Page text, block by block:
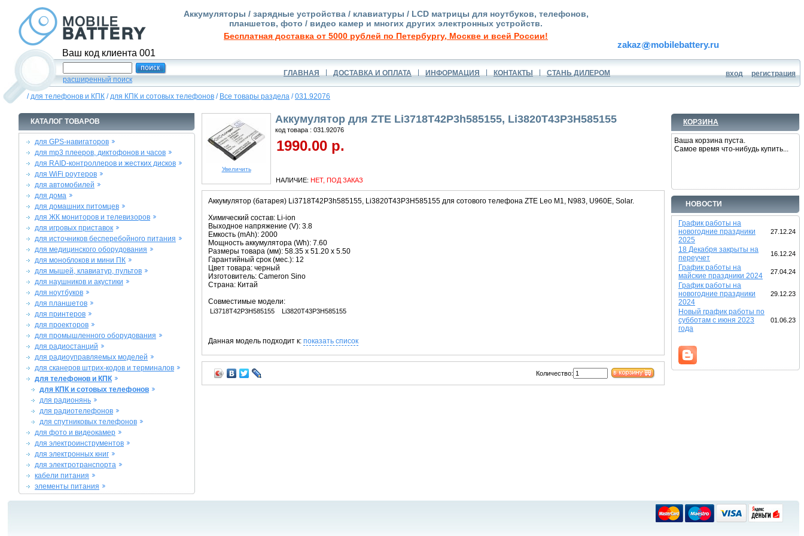
Ваш код клиента 001
Аккумуляторы / зарядные устройства / клавиатуры / LCD матрицы для ноутбуков, телефонов,
планшетов, фото / видео камер и многих других электронных устройств.
Бесплатная доставка от 5000 рублей по Петербургу, Москве и всей России!
zakaz mobilebattery.ru
расширенный поиск
ГЛАВНАЯ ДОСТАВКА И ОПЛАТА ИНФОРМАЦИЯ КОНТАКТЫ СТАНЬ ДИЛЕРОМ вход регистрация
/для телефонов и КПК /для КПК и сотовых телефонов / Все товары раздела /031.92076
КОРЗИНА
Ваша корзина пуста.
Самое время что-нибудь купить...
НОВОСТИ
График работы на
новогодние праздники
2025
27.12.24
18 Декабря закрыты на
переучет
16.12.24
График работы на
майские праздники 2024
27.04.24
График работы на
новогодние праздники
2024
29.12.23
Новый график работы по
субботам с июня 2023
года
01.06.23
КАТАЛОГ ТОВАРОВ
для GPS-навигаторов
для mp3 плееров, диктофонов и часов
для RAID-контроллеров и жестких дисков
для WiFi роутеров
для автомобилей
для дома
для домашних питомцев
для ЖК мониторов и телевизоров
для игровых приставок
для источников бесперебойного питания
для медицинского оборудования
для моноблоков и мини ПК
для мышей, клавиатур, пультов
для наушников и акустики
для ноутбуков
для планшетов
для принтеров
для проекторов
для промышленного оборудования
для радиостанций
для радиоуправляемых моделей
для сканеров штрих-кодов и терминалов
для телефонов и КПК
для КПК и сотовых телефонов
для радионянь
для радиотелефонов
для спутниковых телефонов
для фото и видеокамер
для электроинструментов
для электронных книг
для электротранспорта
кабели питания
элементы питания
Увеличить
Аккумулятор для ZTE Li3718T42P3h585155, Li3820T43P3H585155
код товара : 031.92076
1990.00 р.
НАЛИЧИЕ: НЕТ, ПОД ЗАКАЗ
Аккумулятор (батарея) Li3718T42P3h585155, Li3820T43P3H585155 для сотового телефона ZTE Leo M1, N983, U960E, Solar.
Химический состав: Li-ion
Выходное напряжение (V): 3.8
Емкость (mAh): 2000
Мощность аккумулятора (Wh): 7.60
Размеры товара (мм): 58.35 x 51.20 x 5.50
Гарантийный срок (мес.): 12
Цвет товара: черный
Изготовитель: Cameron Sino
Страна: Китай
Совместимые модели:
Li3718T42P3H585155 Li3820T43P3H585155
Данная модель подходит к: показать список
Количество: